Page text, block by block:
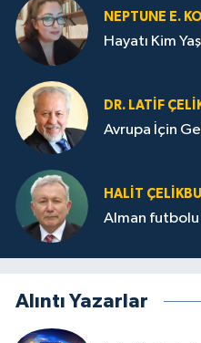
NEPTUNE E.
Hayatı Kim
DR. LATİF
Avrupa İçin
HALIT
Alman
Alıntı Yazarlar